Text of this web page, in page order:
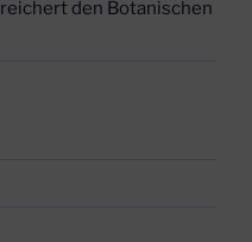
den Botanischen